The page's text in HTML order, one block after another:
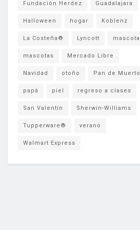
Fundación Herdez Guadalajara
Halloween hogar Koblenz
La Costeña® Lyncott mascota
mascotas Mercado Libre
Navidad otoño Pan de Muerto
papá piel regreso a clases
San Valentín Sherwin-Williams
Tupperware® verano
Walmart Express